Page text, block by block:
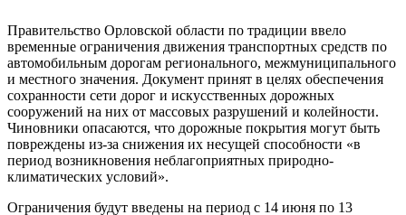
Правительство Орловской области по традиции ввело
временные ограничения движения транспортных средств по
автомобильным дорогам регионального, межмуниципального
и местного значения. Документ принят в целях обеспечения
сохранности сети дорог и искусственных дорожных
сооружений на них от массовых разрушений и колейности.
Чиновники опасаются, что дорожные покрытия могут быть
повреждены из-за снижения их несущей способности «в
период возникновения неблагоприятных природно-
климатических условий».
Ограничения будут введены на период с 14 июня по 13